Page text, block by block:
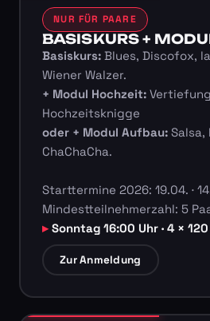
NUR FÜR PAARE
BASISKURS +
Basiskurs:Blues, Discofox,
Wiener Walzer.
+ Modul Hochzeit:
Hochzeitsknigge
oder + Modul Aufbau:Salsa,
ChaChaCha.
Starttermine 2026: 19.04. ·
Mindestteilnehmerzahl: 5
Sonntag 16:00 Uhr · 4 ×
Zur Anmeldung